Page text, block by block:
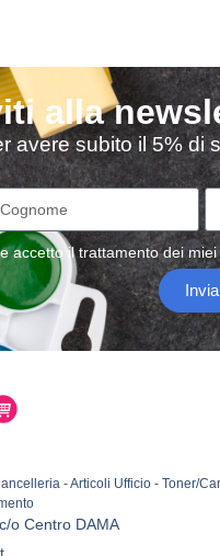
alla
avere subito il 5% di
accetto iltrattamentodei miei
Invia
- Articoli Ufficio - Toner/
o Centro DAMA